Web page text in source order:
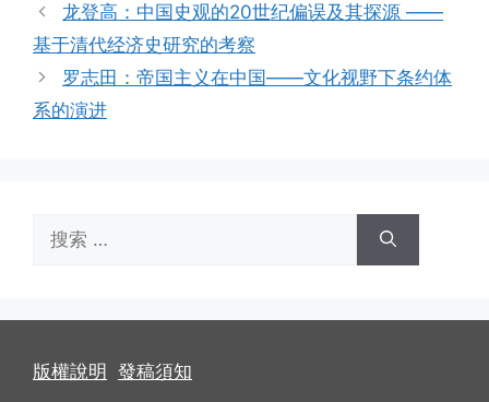
龙登高：中国史观的20世纪偏误及其探源 ——
基于清代经济史研究的考察
罗志田：帝国主义在中国——文化视野下条约体
系的演进
版權說明 發稿須知